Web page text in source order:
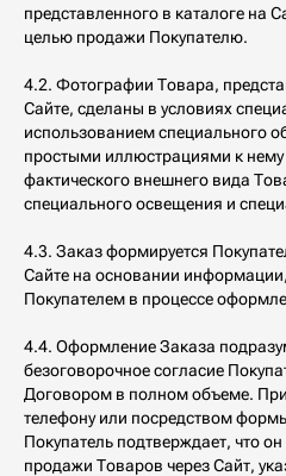
представленного в каталоге на
целью продажи Покупателю.
4.2. Фотографии Товара,
Сайте, сделаны в условиях
использованием специального
простыми иллюстрациями к нему
фактического внешнего вида
специального освещения и
4.3. Заказ формируется
Сайте на основании
Покупателем в процессе
4.4. Оформление Заказа
безоговорочное согласие
Договором в полном объеме.
телефону или посредством
Покупатель подтверждает, что
продажи Товаров через Сайт,